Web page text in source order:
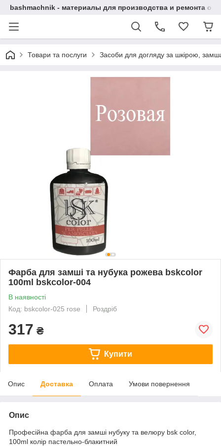
bashmachnik - материалы для производства и ремонта
Товари та послуги Засоби для догляду за шкірою,
Фарба для замші та нубука рожева bskcolor
100ml bskcolor-004
В наявності
Код: bskcolor-025 rose
Роздріб
317 ₴
Купити
Опис Доставка Оплата Умови повернення
Опис
Професійна фарба для замші нубуку та велюру bsk color,
100ml колір пастельно-блакитний